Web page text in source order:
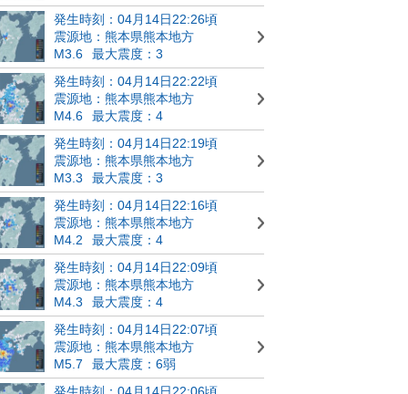
発生時刻：04月14日22:26頃
震源地：熊本県熊本地方
M3.6
最大震度：3
発生時刻：04月14日22:22頃
震源地：熊本県熊本地方
M4.6
最大震度：4
発生時刻：04月14日22:19頃
震源地：熊本県熊本地方
M3.3
最大震度：3
発生時刻：04月14日22:16頃
震源地：熊本県熊本地方
M4.2
最大震度：4
発生時刻：04月14日22:09頃
震源地：熊本県熊本地方
M4.3
最大震度：4
発生時刻：04月14日22:07頃
震源地：熊本県熊本地方
M5.7
最大震度：6弱
発生時刻：04月14日22:06頃